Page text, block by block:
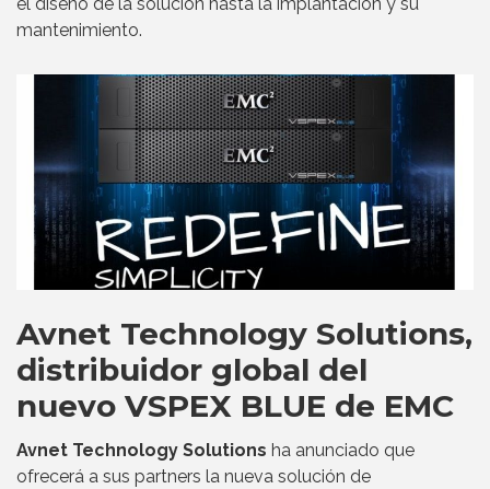
mantenimiento.
Avnet Technology Solutions,
distribuidor global del
nuevo VSPEX BLUE de EMC
Avnet Technology Solutions ha anunciado que
ofrecerá a sus partners la nueva solución de